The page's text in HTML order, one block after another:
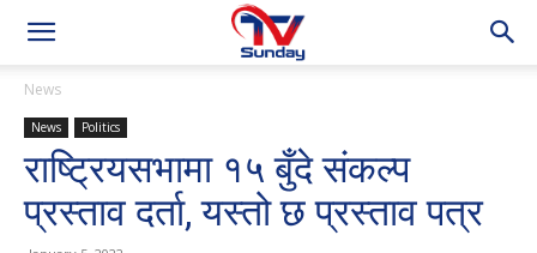
News
News Politics
राष्ट्रियसभामा १५ बुँदे संकल्प
प्रस्ताव दर्ता, यस्तो छ प्रस्ताव पत्र